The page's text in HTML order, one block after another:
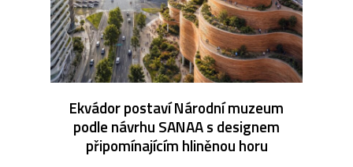
Ekvádor postaví Národní muzeum
podle návrhu SANAA s designem
připomínajícím hliněnou horu